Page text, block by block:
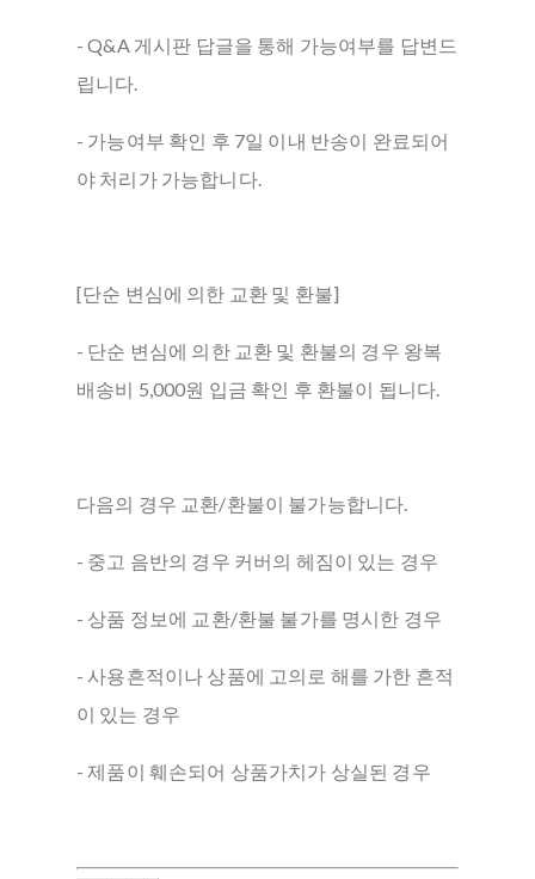
- Q&A 게시판 답글을 통해 가능여부를 답변드
립니다.
- 가능여부 확인 후 7일 이내 반송이 완료되어
야 처리가 가능합니다.
[단순 변심에 의한 교환 및 환불]
- 단순 변심에 의한 교환 및 환불의 경우 왕복
배송비 5,000원 입금 확인 후 환불이 됩니다.
다음의 경우 교환/환불이 불가능합니다.
- 중고 음반의 경우 커버의 헤짐이 있는 경우
- 상품 정보에 교환/환불 불가를 명시한 경우
- 사용흔적이나 상품에 고의로 해를 가한 흔적
이 있는 경우
- 제품이 훼손되어 상품가치가 상실된 경우